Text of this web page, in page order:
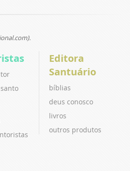
Editora
Santuário
bíblias
deus conosco
livros
outros produtos